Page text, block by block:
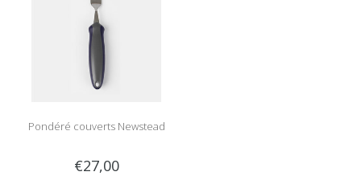
Pondéré couverts Newstead
€27,00